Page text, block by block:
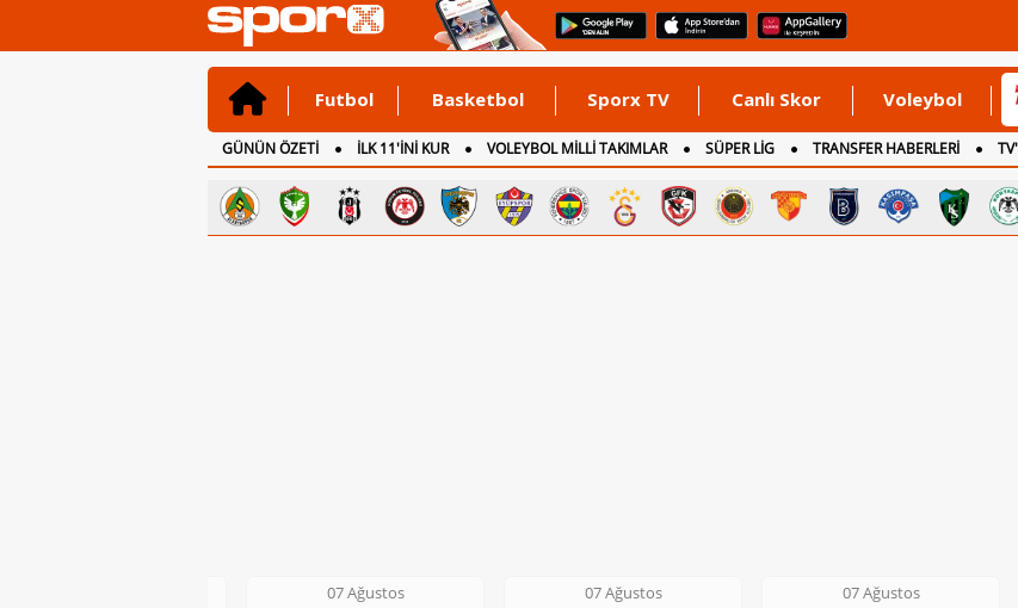
Futbol Basketbol Sporx TV Canlı Skor Voleybol
GÜNÜN ÖZETİ İLK 11'İNİ KUR VOLEYBOL MİLLİ TAKIMLAR SÜPER LİG TRANSFER HABERLERİ
CANLI ANLATIM
İNGİLTERE
07 Ağustos 07 Ağustos 07 Ağustos